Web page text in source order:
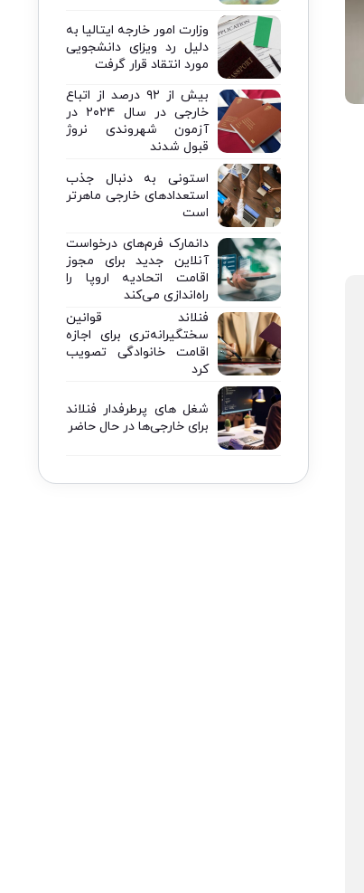
وزارت امور خارجه ایتالیا به
دلیل رد ویزای دانشجویی
مورد انتقاد قرار گرفت
بیش از ۹۲ درصد از اتباع
خارجی در سال ۲۰۲۴ در
آزمون شهروندی نروژ
قبول شدند
استونی به دنبال جذب
استعدادهای خارجی ماهرتر
است
دانمارک فرم‌های درخواست
آنلاین جدید برای مجوز
اقامت اتحادیه اروپا را
راه‌اندازی می‌کند
فنلاند قوانین
سختگیرانه‌تری برای اجازه
اقامت خانوادگی تصویب
کرد
شغل های پرطرفدار فنلاند
برای خارجی‌ها در حال حاضر